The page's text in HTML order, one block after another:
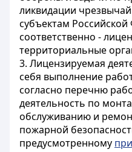
ликвидации
субъектам
соответственно -
территориальные
3. Лицензируемая
себя выполнение
согласно перечню
деятельность по
обслуживанию и
пожарной
предусмотренному